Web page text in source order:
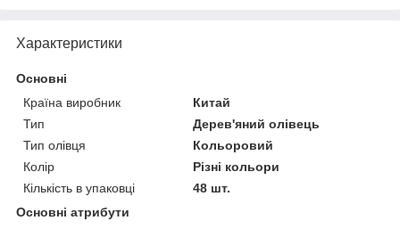
Характеристики
Основні
Країна виробник
Китай
Тип
Дерев'яний олівець
Тип олівця
Кольоровий
Колір
Різні кольори
Кількість в упаковці
48 шт.
Основні атрибути